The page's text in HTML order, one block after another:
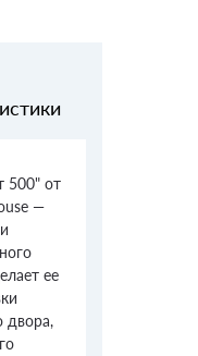
500" от
—
ее
двора,